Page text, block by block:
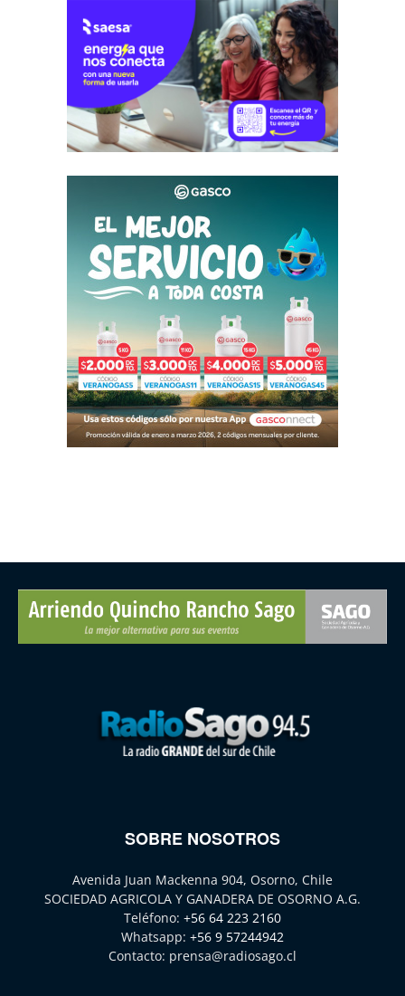
SOBRE NOSOTROS
Avenida Juan Mackenna 904, Osorno, Chile
SOCIEDAD AGRICOLA Y GANADERA DE OSORNO A.G.
Teléfono: +56 64 223 2160
Whatsapp: +56 9 57244942
Contacto: prensa@radiosago.cl